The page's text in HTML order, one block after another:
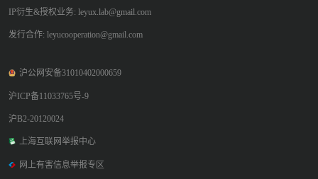
IP衍生&授权业务: leyux.lab@gmail.com
发行合作: leyucooperation@gmail.com
沪公网安备31010402000659
沪ICP备11033765号-9
沪B2-20120024
上海互联网举报中心
网上有害信息举报专区